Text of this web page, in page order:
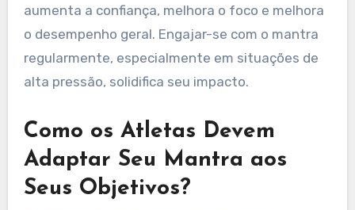
deve se concentrar em clareza, positividade e
brevidade. Os elementos-chave incluem uma
redação específica que ressoe emocionalmente,
uma intenção clara que se alinhe com os
reforçar a mentalidade. Essa abordagem
aumenta a confiança, melhora o foco e melhora
o desempenho geral. Engajar-se com o mantra
regularmente, especialmente em situações de